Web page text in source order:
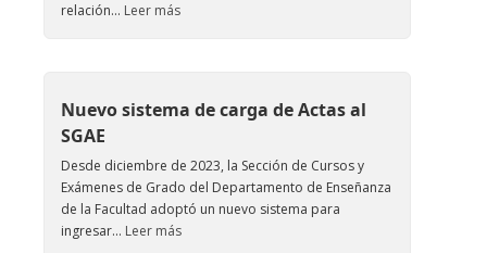
relación... Leer más
Nuevo sistema de carga de Actas al
SGAE
Desde diciembre de 2023, la Sección de Cursos y
Exámenes de Grado del Departamento de Enseñanza
de la Facultad adoptó un nuevo sistema para
ingresar... Leer más